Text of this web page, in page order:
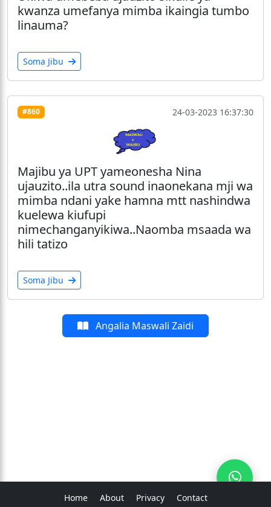
kwanza umefanya mimba ikaingia tumbo
linauma?
Soma Jibu
#860 24-03-2023 16:37:30
Majibu ya UPT yameonesha Nina
ujauzito..ila utra sound inaonekana mji wa
mimba ndani yake hamna mtt nashindwa
kuelewa kiufupi
nimechanganyikiwa..Naomba msaada wa
hili tatizo
Soma Jibu
Angalia Maswali Zaidi
Home About Privacy Contact